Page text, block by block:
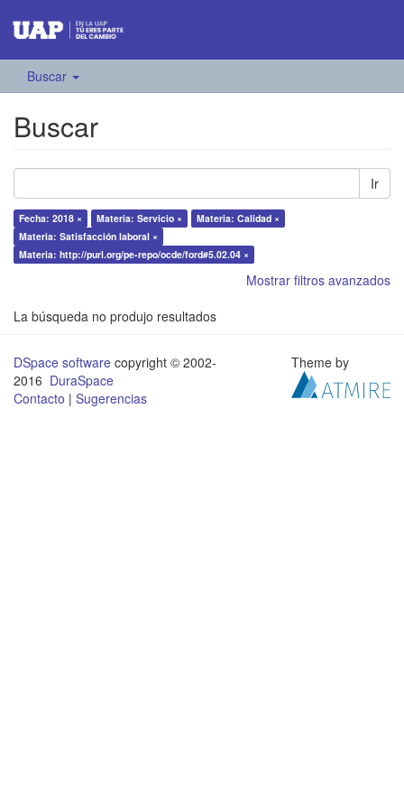
Buscar
Buscar
Ir
Fecha: 2018 × Materia: Servicio ×
Materia: Calidad ×
Materia: Satisfacción laboral ×
Materia: http://purl.org/pe-repo/ocde/ford#5.02.04 ×
Mostrar filtros avanzados
La búsqueda no produjo resultados
DSpace software copyright © 2002-
2016 DuraSpace
Contacto | Sugerencias
Theme by